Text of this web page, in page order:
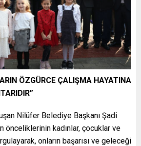
ÖZGÜRCE ÇALIŞMA HAYATINA
Nilüfer Belediye Başkanı Şadi
önceliklerinin kadınlar, çocuklar ve
onların başarısı ve geleceği